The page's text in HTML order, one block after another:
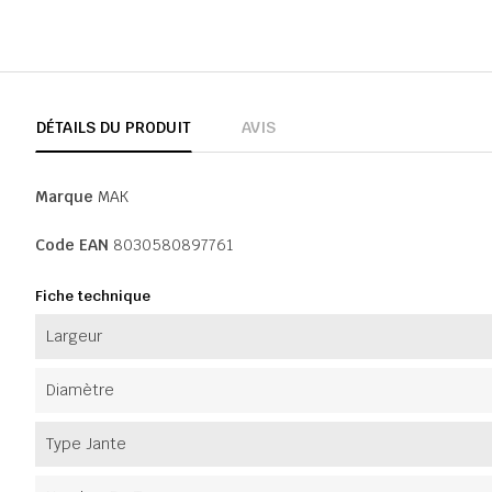
DÉTAILS DU PRODUIT AVIS
Marque MAK
Code EAN 8030580897761
Fiche technique
Largeur
Diamètre
Type Jante